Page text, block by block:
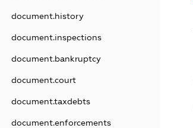
document.history
document.inspections
document.bankruptcy
document.court
document.taxdebts
document.enforcements